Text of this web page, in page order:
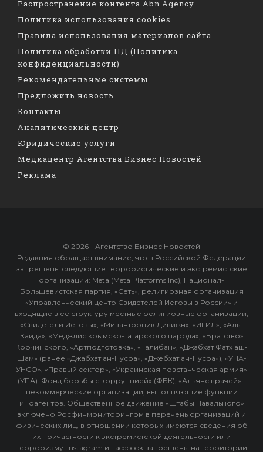
Распространение контента Abn.Agency
Политика использования cookies
Правила использования материалов сайта
Политика обработки ПД (Политика
конфиденциальности)
Рекомендательные системы
Предложить новость
Контакты
Аналитический центр
Юридические услуги
Медиацентр Агентства Бизнес Новостей
Реклама
© 2026 - Агентство Бизнес Новостей
Редакция обращает внимание, что в Российской Федерации
запрещены следующие террористические и экстремистские
организации: Meta (Meta Platforms Inc), Национал-
Большевистская партия, «Сеть», религиозная организация
«Управленческий центр Свидетелей Иеговы в России» и
входящие в ее структуру местные религиозные организации,
«Свидетели Иеговы», «Мизантропик Дивижн», «ИГИЛ», «Аль-
Каида», «Меджлис крымско-татарского народа», «Братство»
Корчинского, «Артподготовка», «Талибан», «Джабхат Фатх аш-
Шам» (ранее «Джабхат ан-Нусра», «Джебхат ан-Нусра»), «УНА-
УНСО», «Правый сектор», «Украинская повстанческая армия»
(УПА). Фонд борьбы с коррупцией» (ФБК), «Альянс врачей» -
некоммерческие организации, выполняющие функции
иноагентов. Общественное движение «Штабы Навального»
включено Росфинмониторингом в перечень организаций и
физических лиц, в отношении которых имеются сведения об
их причастности к экстремистской деятельности или
терроризму. Instagram и Facebook запрещены на территории